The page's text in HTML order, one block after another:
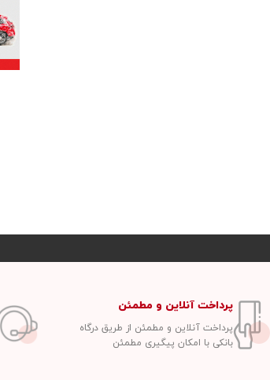
پرداخت آنلاین و مطمئن
پرداخت آنلاین و مطمئن از طریق درگاه
بانکی با امکان پیگیری مطمئن